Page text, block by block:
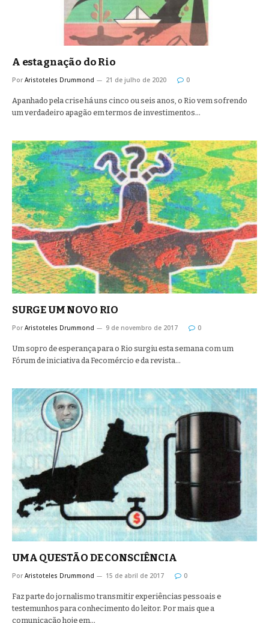
A estagnação do Rio
Por Aristoteles Drummond 21 de julho de 2020 0
Apanhado pela crise há uns cinco ou seis anos, o Rio vem sofrendo
um verdadeiro apagão em termos de investimentos…
SURGE UM NOVO RIO
Por Aristoteles Drummond 9 de novembro de 2017 0
Um sopro de esperança para o Rio surgiu esta semana com um
Fórum de iniciativa da Fecomércio e da revista…
UMA QUESTÃO DE CONSCIÊNCIA
Por Aristoteles Drummond 15 de abril de 2017 0
Faz parte do jornalismo transmitir experiências pessoais e
testemunhos para conhecimento do leitor. Por mais que a
comunicação hoje em…